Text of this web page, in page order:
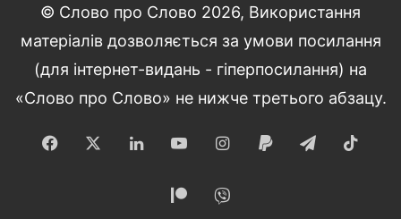
© Слово про Слово 2026, Використання
матеріалів дозволяється за умови посилання
(для інтернет-видань - гіперпосилання) на
«Слово про Слово» не нижче третього абзацу.
Facebook LinkedInYouTubeInstagram
Paypal Telegram
Patreon